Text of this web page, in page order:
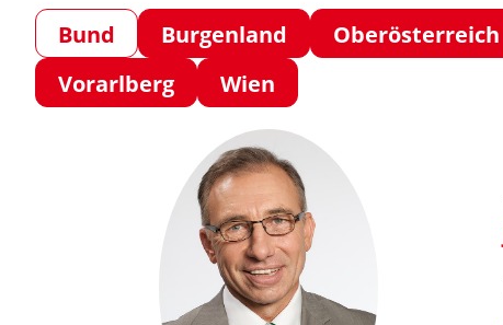
Bund Burgenland Oberösterreich
Vorarlberg
Wien